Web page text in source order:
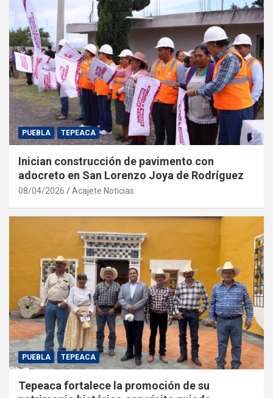
PUEBLA TEPEACA
Inician construcción de pavimento con
adocreto en San Lorenzo Joya de Rodríguez
08/04/2026 Acajete Noticias
PUEBLA TEPEACA
Tepeaca fortalece la promoción de su